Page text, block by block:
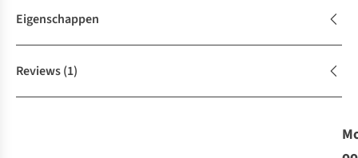
Eigenschappen
Reviews(1)